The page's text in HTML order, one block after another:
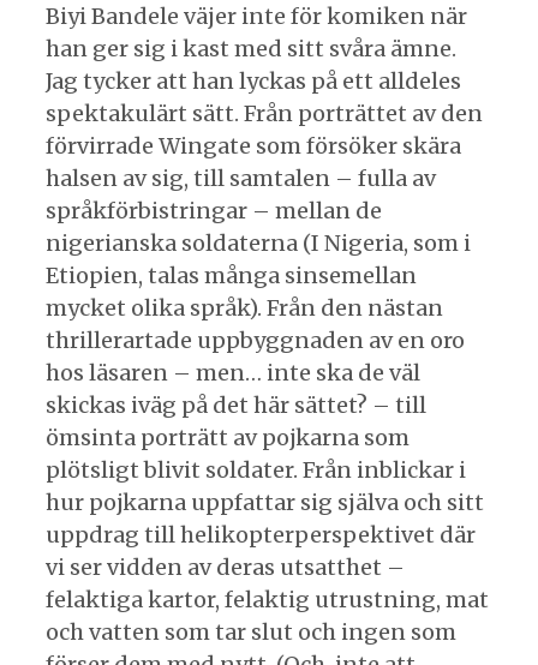
Biyi Bandele väjer inte för komiken när
han ger sig i kast med sitt svåra ämne.
Jag tycker att han lyckas på ett alldeles
spektakulärt sätt. Från porträttet av den
förvirrade Wingate som försöker skära
halsen av sig, till samtalen – fulla av
språkförbistringar – mellan de
nigerianska soldaterna (I Nigeria, som i
Etiopien, talas många sinsemellan
mycket olika språk). Från den nästan
thrillerartade uppbyggnaden av en oro
hos läsaren – men… inte ska de väl
skickas iväg på det här sättet? – till
ömsinta porträtt av pojkarna som
plötsligt blivit soldater. Från inblickar i
hur pojkarna uppfattar sig själva och sitt
uppdrag till helikopterperspektivet där
vi ser vidden av deras utsatthet –
felaktiga kartor, felaktig utrustning, mat
och vatten som tar slut och ingen som